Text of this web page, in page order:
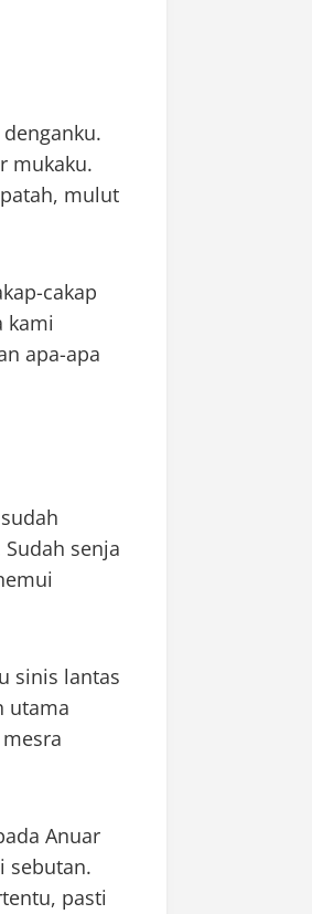
mukaku.
mulut
cakap
kami
apa-apa
senja
sinis lantas
utama
Anuar
sebutan.
pasti